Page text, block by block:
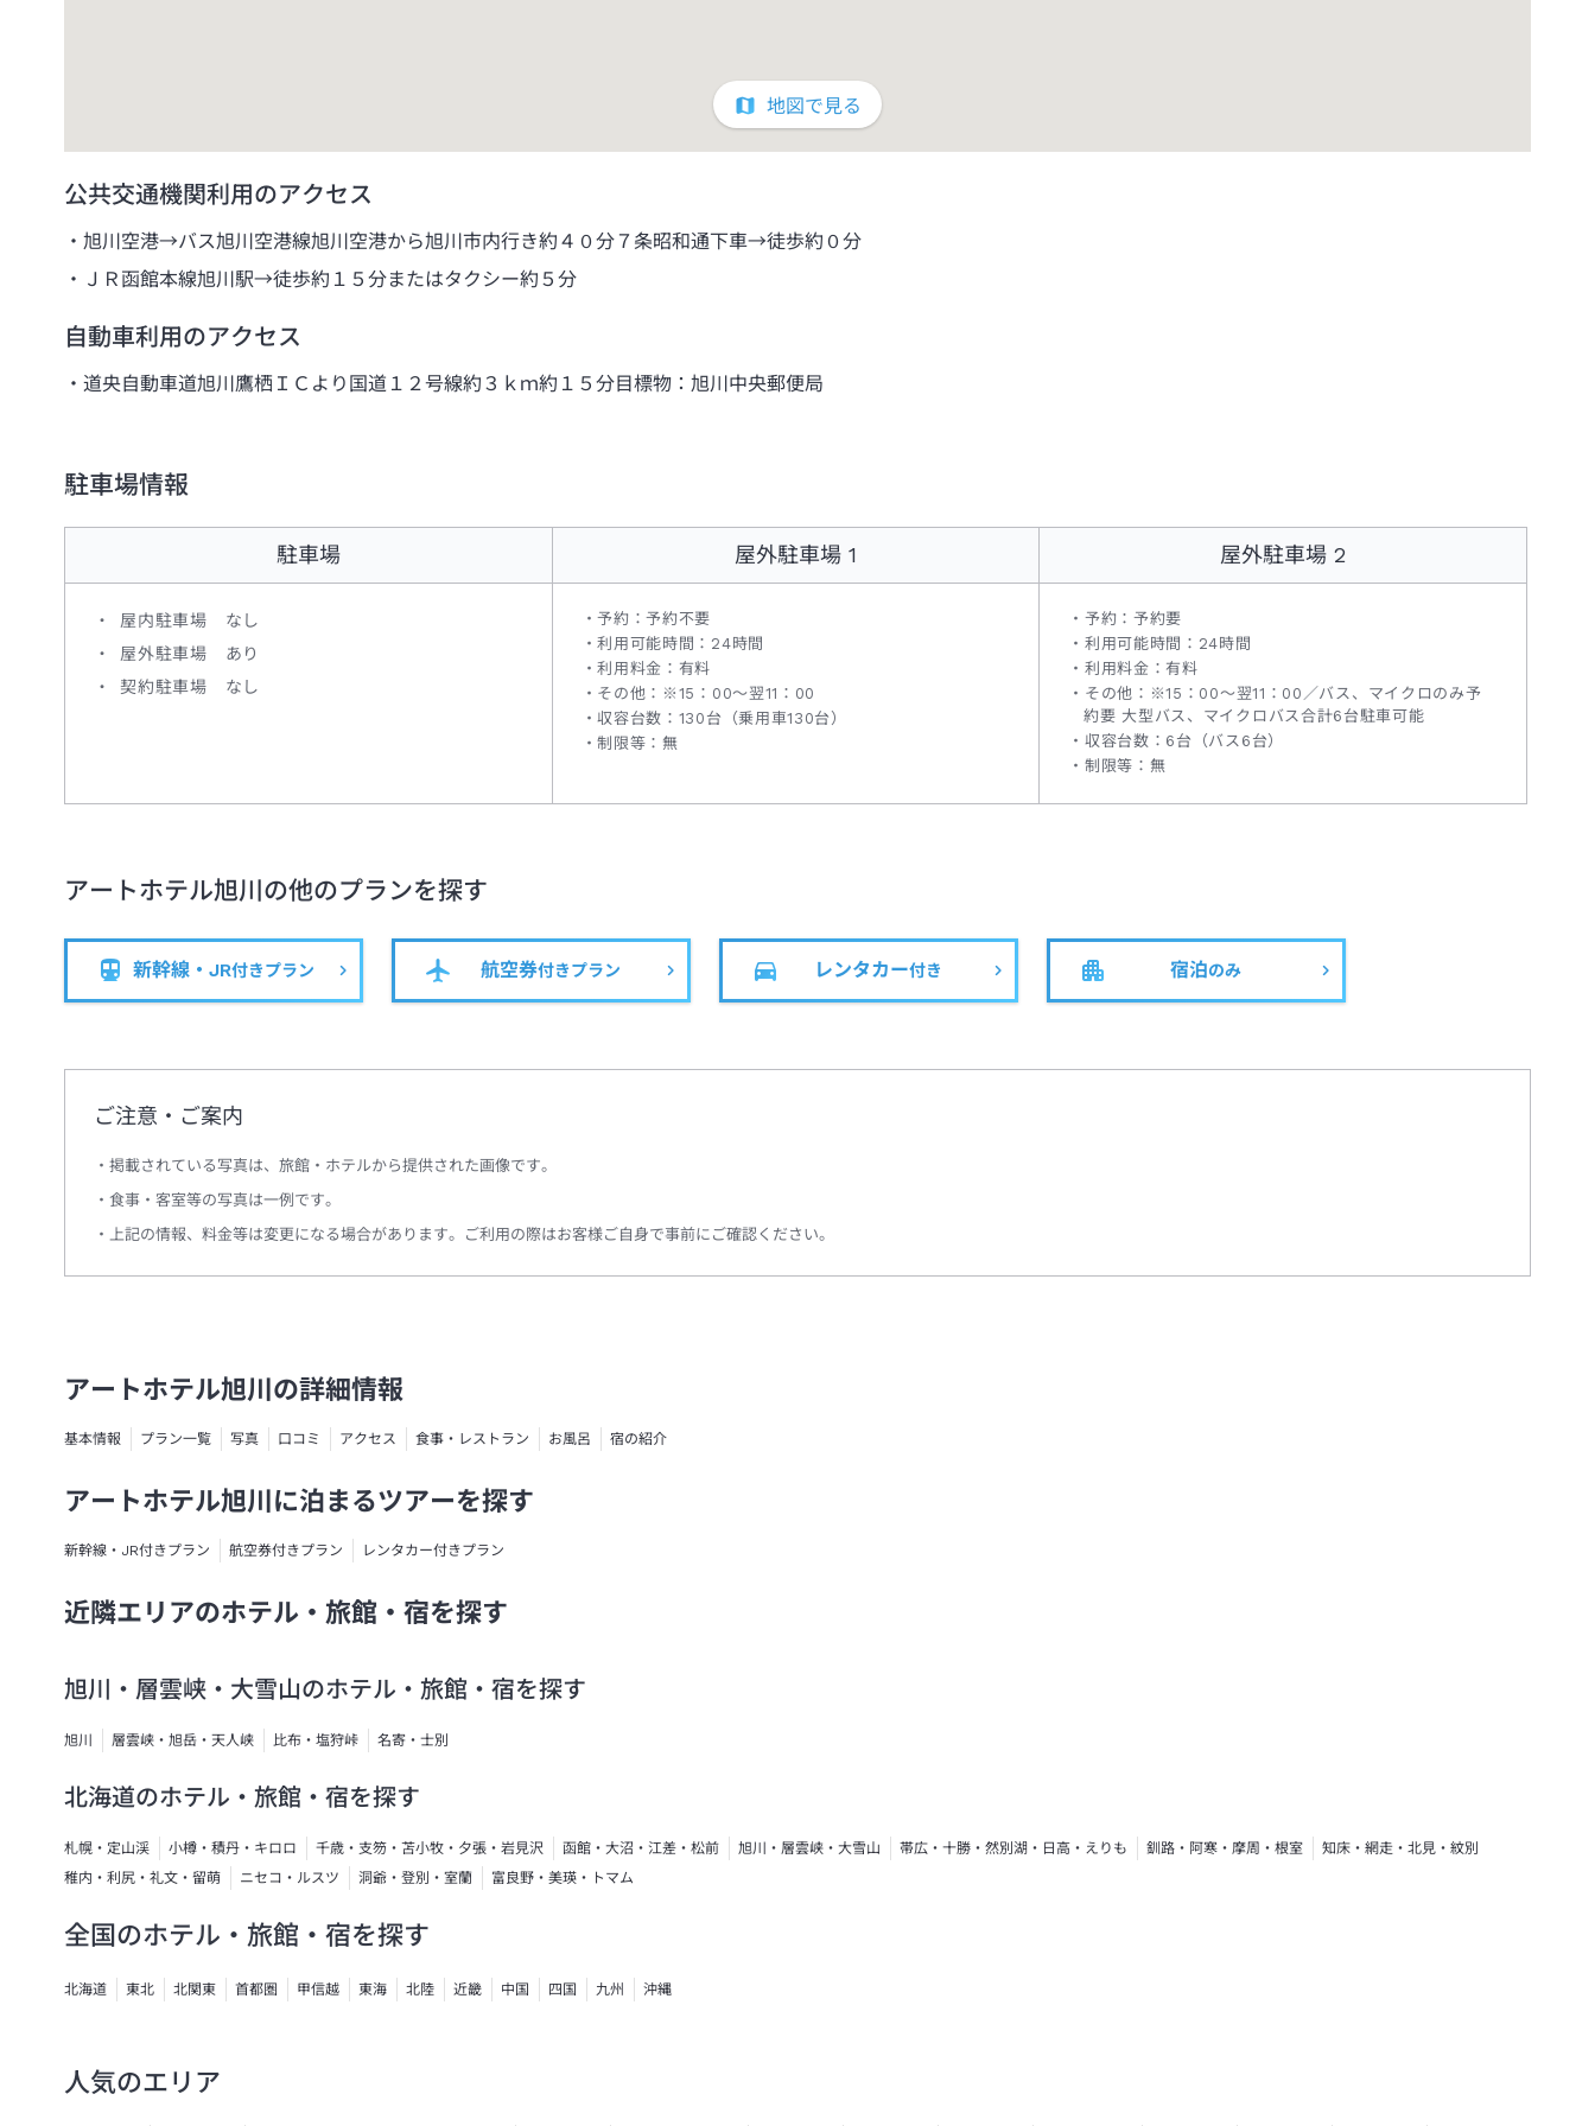
地図で見る
公共交通機関利用のアクセス
旭川空港→バス旭川空港線旭川空港から旭川市内行き約４０分７条昭和通下車→徒歩約０分
ＪＲ函館本線旭川駅→徒歩約１５分またはタクシー約５分
自動車利用のアクセス
道央自動車道旭川鷹栖ＩＣより国道１２号線約３ｋｍ約１５分目標物：旭川中央郵便局
駐車場情報
駐車場
屋内駐車場 なし
屋外駐車場 あり
契約駐車場 なし
屋外駐車場 1
予約：予約不要
利用可能時間：24時間
利用料金：有料
その他：※15：00～翌11：00
収容台数：130台（乗用車130台）
制限等：無
屋外駐車場 2
予約：予約要
利用可能時間：24時間
利用料金：有料
その他：※15：00～翌11：00／バス、マイクロのみ予
約要 大型バス、マイクロバス合計6台駐車可能
収容台数：6台（バス6台）
制限等：無
アートホテル旭川の他のプランを探す
新幹線・JR付きプラン 航空券付きプラン レンタカー付き 宿泊のみ
ご注意・ご案内
掲載されている写真は、旅館・ホテルから提供された画像です。
食事・客室等の写真は一例です。
上記の情報、料金等は変更になる場合があります。ご利用の際はお客様ご自身で事前にご確認ください。
アートホテル旭川の詳細情報
基本情報 プラン一覧 写真 口コミ アクセス 食事・レストラン お風呂 宿の紹介
アートホテル旭川に泊まるツアーを探す
新幹線・JR付きプラン 航空券付きプラン レンタカー付きプラン
近隣エリアのホテル・旅館・宿を探す
旭川・層雲峡・大雪山のホテル・旅館・宿を探す
旭川 層雲峡・旭岳・天人峡 比布・塩狩峠 名寄・士別
北海道のホテル・旅館・宿を探す
札幌・定山渓 小樽・積丹・キロロ 千歳・支笏・苫小牧・夕張・岩見沢 函館・大沼・江差・松前 旭川・層雲峡・大雪山 帯広・十勝・然別湖・日高・えりも 釧路・阿寒・摩周・根室
知床・網走・北見・紋別
稚内・利尻・礼文・留萌
ニセコ・ルスツ 洞爺・登別・室蘭 富良野・美瑛・トマム
全国のホテル・旅館・宿を探す
北海道 東北 北関東 首都圏 甲信越 東海 北陸 近畿 中国 四国 九州 沖縄
人気のエリア